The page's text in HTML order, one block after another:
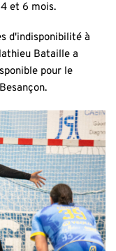
et 6 mois.
d'indisponibilité à
Bataille a
pour le